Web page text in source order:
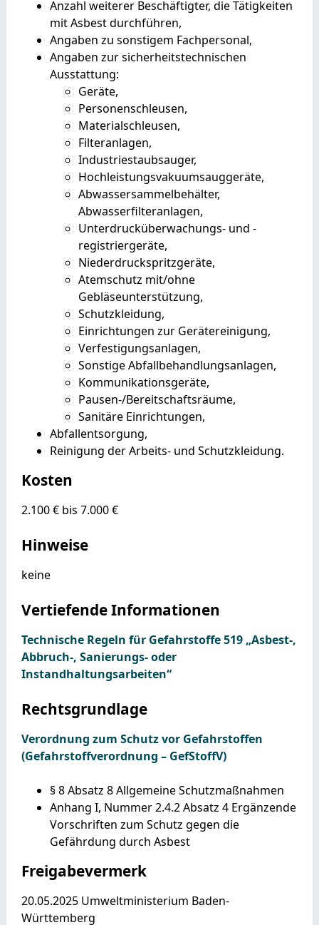
Anzahl weiterer Beschäftigter, die Tätigkeiten
mit Asbest durchführen,
Angaben zu sonstigem Fachpersonal,
Angaben zur sicherheitstechnischen
Ausstattung:
Geräte,
Personenschleusen,
Materialschleusen,
Filteranlagen,
Industriestaubsauger,
Hochleistungsvakuumsauggeräte,
Abwassersammelbehälter,
Abwasserfilteranlagen,
Unterdrucküberwachungs- und -
registriergeräte,
Niederdruckspritzgeräte,
Atemschutz mit/ohne
Gebläseunterstützung,
Schutzkleidung,
Einrichtungen zur Gerätereinigung,
Verfestigungsanlagen,
Sonstige Abfallbehandlungsanlagen,
Kommunikationsgeräte,
Pausen-/Bereitschaftsräume,
Sanitäre Einrichtungen,
Abfallentsorgung,
Reinigung der Arbeits- und Schutzkleidung.
Kosten
2.100 € bis 7.000 €
Hinweise
keine
Vertiefende Informationen
Technische Regeln für Gefahrstoffe 519 „Asbest-,
Abbruch-, Sanierungs- oder
Instandhaltungsarbeiten“
Rechtsgrundlage
Verordnung zum Schutz vor Gefahrstoffen
(Gefahrstoffverordnung – GefStoffV)
§ 8 Absatz 8 Allgemeine Schutzmaßnahmen
Anhang I, Nummer 2.4.2 Absatz 4 Ergänzende
Vorschriften zum Schutz gegen die
Gefährdung durch Asbest
Freigabevermerk
20.05.2025 Umweltministerium Baden-
Württemberg